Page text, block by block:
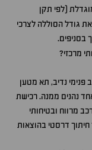
(לפי תקן
גודל הסוללה לצרכי
בסניפים.
מרכזי?
פנימי נדיב, תא מטען
נהנים ממנה. רכישת
מרווח ובטיחותי
דרסטי בהוצאות